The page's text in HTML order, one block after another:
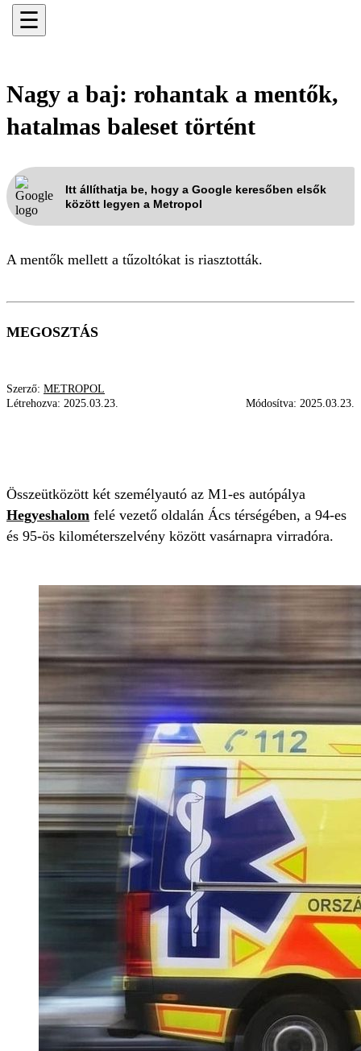
☰
Nagy a baj: rohantak a mentők,
hatalmas baleset történt
Itt állíthatja be, hogy a Google keresőben elsők
között legyen a Metropol
A mentők mellett a tűzoltókat is riasztották.
MEGOSZTÁS
Szerző: METROPOL
Létrehozva: 2025.03.23. Módosítva: 2025.03.23.
Összeütközött két személyautó az M1-es autópálya
Hegyeshalom felé vezető oldalán Ács térségében, a 94-es
és 95-ös kilométerszelvény között vasárnapra virradóra.